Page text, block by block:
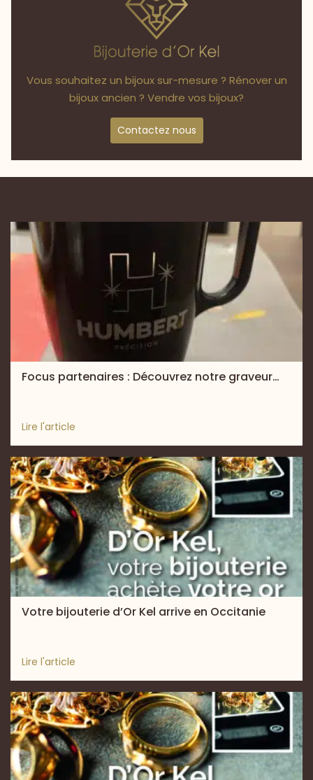
Vous souhaitez un bijoux sur-mesure ? Rénover un
bijoux ancien ? Vendre vos bijoux?
Contactez nous
Focus partenaires : Découvrez notre graveur…
Lire l'article
Votre bijouterie d’Or Kel arrive en Occitanie
Lire l'article